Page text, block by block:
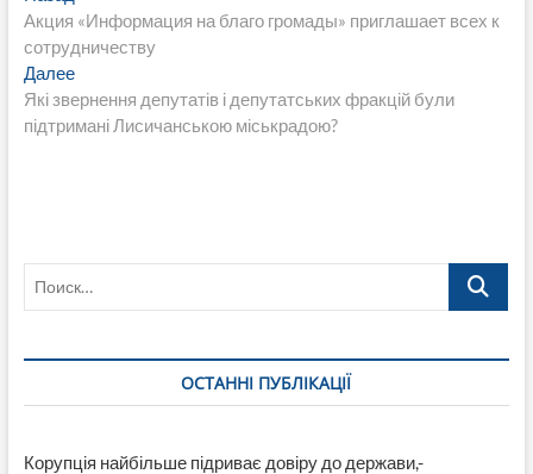
по
записям
запись:
Акция «Информация на благо громады» приглашает всех к
сотрудничеству
ДалееСледующая
запись:
Які звернення депутатів і депутатських фракцій були
підтримані Лисичанською міськрадою?
Поиск…
ОСТАННІ ПУБЛІКАЦІЇ
Корупція найбільше підриває довіру до держави,-